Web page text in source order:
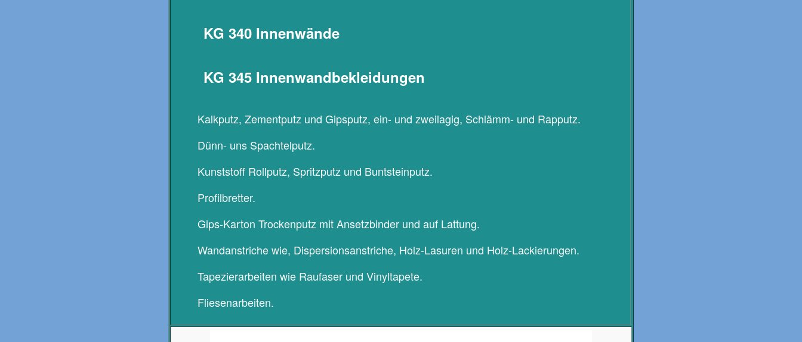
KG 340 Innenwände
KG 345 Innenwandbekleidungen
Kalkputz, Zementputz und Gipsputz, ein- und zweilagig, Schlämm- und Rapputz.
Dünn- uns Spachtelputz.
Kunststoff Rollputz, Spritzputz und Buntsteinputz.
Profilbretter.
Gips-Karton Trockenputz mit Ansetzbinder und auf Lattung.
Wandanstriche wie, Dispersionsanstriche, Holz-Lasuren und Holz-Lackierungen.
Tapezierarbeiten wie Raufaser und Vinyltapete.
Fliesenarbeiten.